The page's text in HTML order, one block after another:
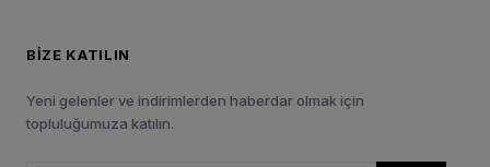
BIZE KATILIN
Yeni gelenler ve indirimlerden haberdar olmak için
topluluğumuza katılın.